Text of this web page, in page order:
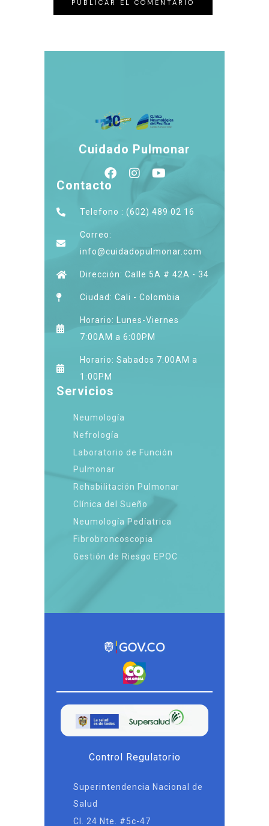
Cuidado Pulmonar
Contacto
Telefono : (602) 489 02 16
Correo:
info@cuidadopulmonar.com
Dirección: Calle 5A # 42A - 34
Ciudad: Cali - Colombia
Horario: Lunes-Viernes
7:00AM a 6:00PM
Horario: Sabados 7:00AM a
1:00PM
Servicios
Neumología
Nefrología
Laboratorio de Función
Pulmonar
Rehabilitación Pulmonar
Clínica del Sueño
Neumología Pedíatrica
Fibrobroncoscopia
Gestión de Riesgo EPOC
Control Regulatorio
Superintendencia Nacional de
Salud
Cl. 24 Nte. #5c-47